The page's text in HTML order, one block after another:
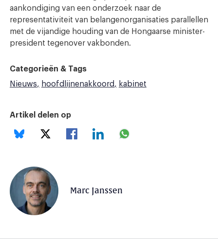
aankondiging van een onderzoek naar de
representativiteit van belangenorganisaties parallellen
met de vijandige houding van de Hongaarse minister-
president tegenover vakbonden.
Categorieën & Tags
Nieuws
hoofdlijnenakkoord kabinet
Artikel delen op
Marc Janssen